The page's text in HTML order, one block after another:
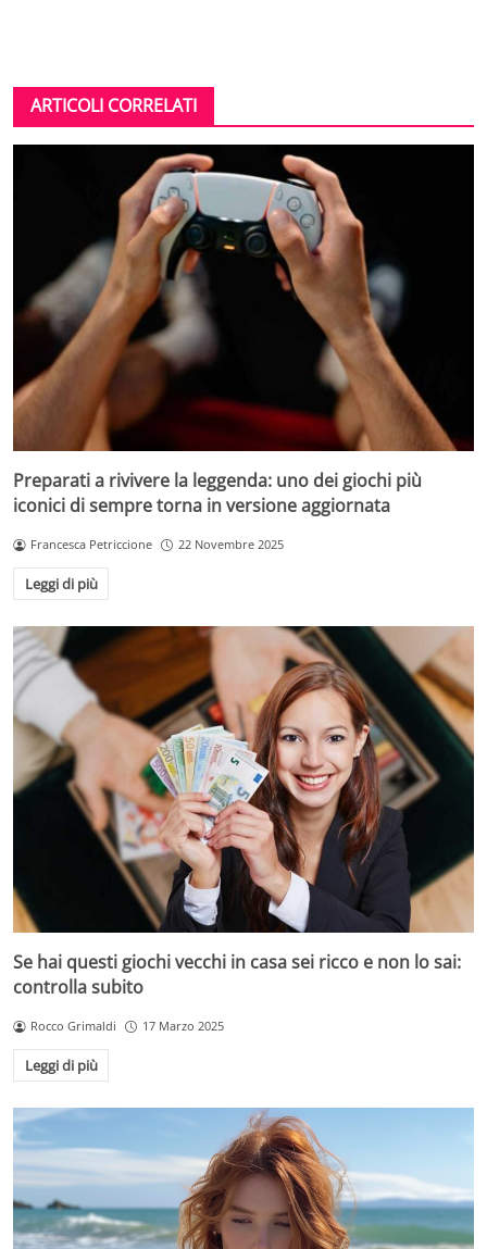
ARTICOLI CORRELATI
Preparati a rivivere la leggenda: uno dei giochi più
iconici di sempre torna in versione aggiornata
Francesca Petriccione 22 Novembre 2025
Leggi di più
Se hai questi giochi vecchi in casa sei ricco e non lo sai:
controlla subito
Rocco Grimaldi 17 Marzo 2025
Leggi di più